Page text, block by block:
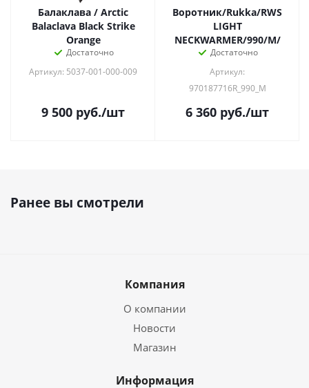
Балаклава / Arctic
Balaclava Black Strike
Orange
Достаточно
Артикул: 5037-001-000-009
9 500 руб./шт
Воротник/Rukka/RWS
LIGHT
NECKWARMER/990/M/
Достаточно
Артикул:
970187716R_990_M
6 360 руб./шт
Ранее вы смотрели
Компания
О компании
Новости
Магазин
Информация